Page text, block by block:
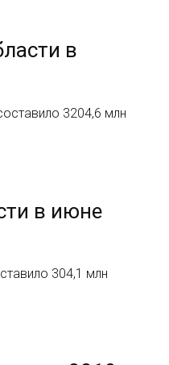
в
3204,6 млн
в июне
304,1 млн